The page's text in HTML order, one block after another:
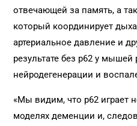
отвечающей за память, а
который координирует
артериальное давление и
результате без р62 у
нейродегенерации и
«Мы видим, что р62 играет
моделях деменции и,